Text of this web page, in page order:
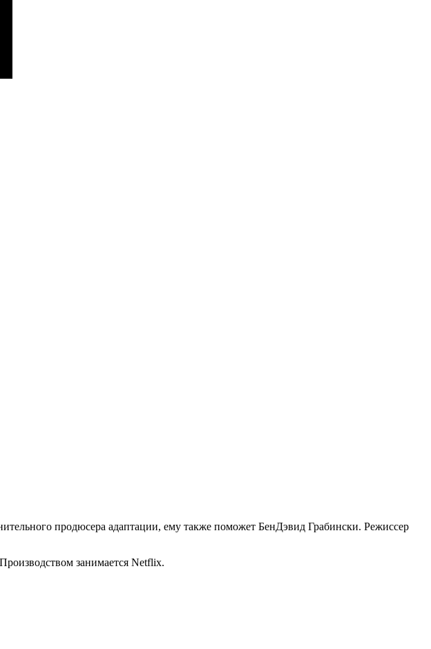
продюсера адаптации, ему также поможет БенДэвид Грабински. Режиссер
занимается Netflix.